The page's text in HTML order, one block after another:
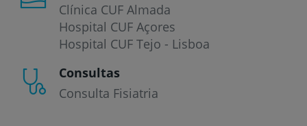
Clínica CUF Almada
Hospital CUF Açores
Hospital CUF Tejo - Lisboa
Consultas
Consulta Fisiatria